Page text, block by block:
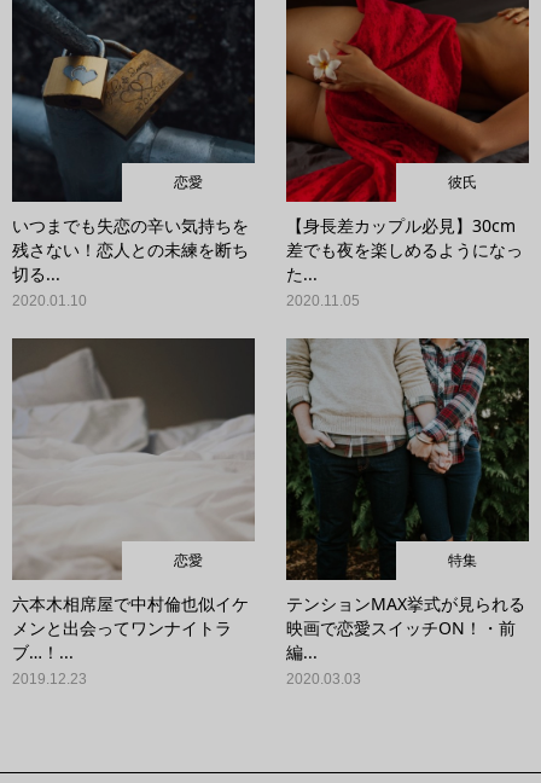
恋愛
いつまでも失恋の辛い気持ちを
残さない！恋人との未練を断ち
切る...
2020.01.10
彼氏
【身長差カップル必見】30cm
差でも夜を楽しめるようになっ
た...
2020.11.05
恋愛
六本木相席屋で中村倫也似イケ
メンと出会ってワンナイトラ
ブ…！...
2019.12.23
特集
テンションMAX挙式が見られる
映画で恋愛スイッチON！・前
編...
2020.03.03